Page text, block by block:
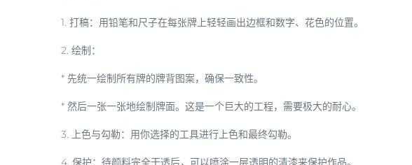
1. 打稿：用铅笔和尺子在每张牌上轻轻画出边框和数字、花色的位置。
2. 绘制：
* 先统一绘制所有牌的牌背图案，确保一致性。
* 然后一张一张地绘制牌面。这是一个巨大的工程，需要极大的耐心。
3. 上色与勾勒：用你选择的工具进行上色和最终勾勒。
4. 保护：待颜料完全干透后，可以喷涂一层透明的清漆来保护作品。